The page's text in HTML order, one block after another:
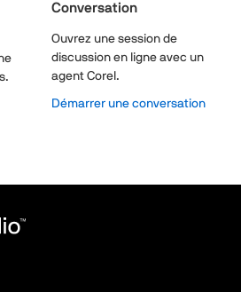
Conversation
Ouvrez une session de
discussion en ligne avec un
agent Corel.
Démarrer une conversation